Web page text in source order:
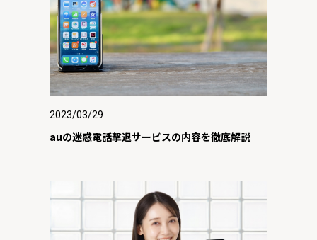
2023/03/29
auの迷惑電話撃退サービスの内容を徹底解説